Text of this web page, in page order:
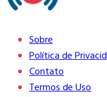
Sobre
Política de
Contato
Termos de Uso